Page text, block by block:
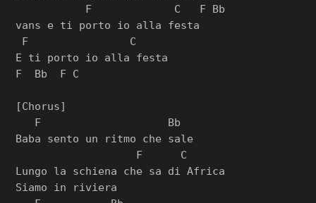
           F             C   F Bb
vans e ti porto io alla festa
F                C
E ti porto io alla festa
F  Bb  F C
[Chorus]
   F                    Bb
Baba sento un ritmo che sale
                   F      C
Lungo la schiena che sa di Africa
Siamo in riviera